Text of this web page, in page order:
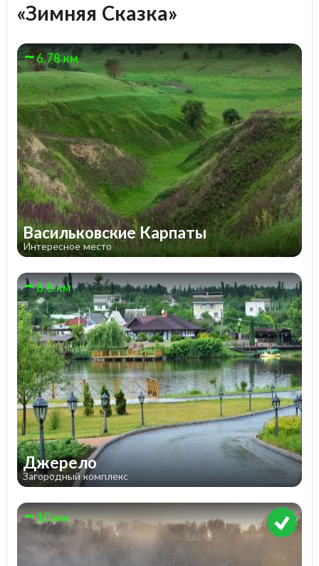
«Зимняя Сказка»
6.78 км
Васильковские Карпаты
Интересное место
8.8 км
Джерело
Загородный комплекс
10 км